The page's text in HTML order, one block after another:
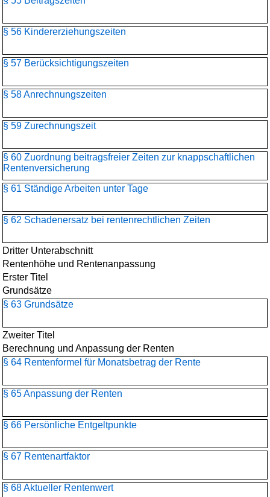
§ 56 Kindererziehungszeiten
§ 57 Berücksichtigungszeiten
§ 58 Anrechnungszeiten
§ 59 Zurechnungszeit
§ 60 Zuordnung beitragsfreier Zeiten zur knappschaftlichen
Rentenversicherung
§ 61 Ständige Arbeiten unter Tage
§ 62 Schadenersatz bei rentenrechtlichen Zeiten
Dritter Unterabschnitt
Rentenhöhe und Rentenanpassung
Erster Titel
Grundsätze
§ 63 Grundsätze
Zweiter Titel
Berechnung und Anpassung der Renten
§ 64 Rentenformel für Monatsbetrag der Rente
§ 65 Anpassung der Renten
§ 66 Persönliche Entgeltpunkte
§ 67 Rentenartfaktor
§ 68 Aktueller Rentenwert